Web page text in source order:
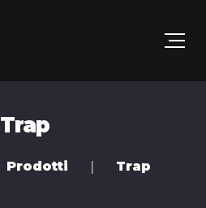
Trap
Prodotti Trap